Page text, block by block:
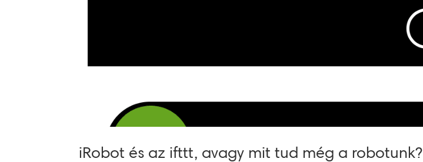
iRobot és az ifttt, avagy mit tud még a robotunk?